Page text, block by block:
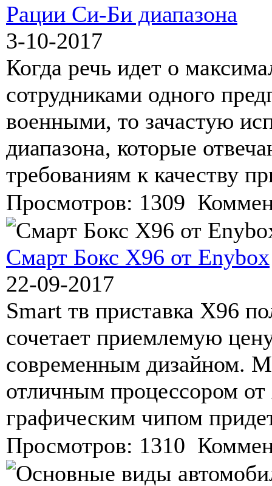
Рации Си-Би диапазона
3-10-2017
Когда речь идет о
сотрудниками одного
военными, то зачастую
диапазона, которые
требованиям к качеству
Просмотров: 1309
Смарт Бокс X96 от Enybox
22-09-2017
Smart тв приставка X96
сочетает приемлемую
современным дизайном.
отличным процессором
графическим чипом
Просмотров: 1310